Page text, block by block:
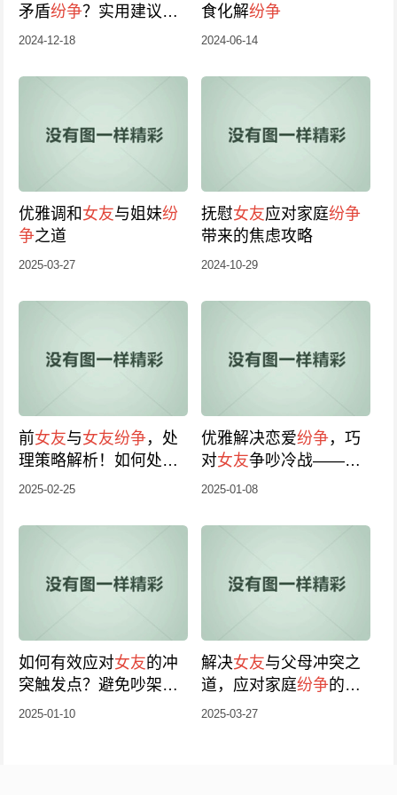
矛盾纷争？实用建议帮
你安抚纷争
2024-12-18
食化解纷争
2024-06-14
优雅调和 女友与姐妹纷
争之道
2025-03-27
抚慰女友应对家庭纷争
带来的焦虑攻略
2024-10-29
前女友与女友纷争，处
理策略解析！如何处理
感情纠葛？
2025-02-25
优雅解决恋爱纷争，巧
对女友争吵冷战——
2024秘籍
2025-01-08
如何有效应对女友的冲
突触发点？避免吵架纷
争的小妙招
2025-01-10
解决女友与父母冲突之
道，应对家庭纷争的新
策略
2025-03-27